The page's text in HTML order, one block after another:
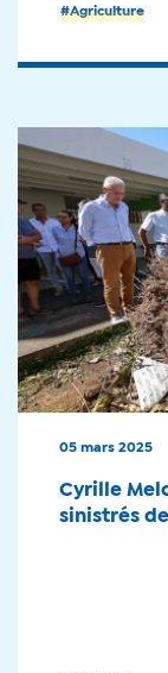
#Agriculture
05 mars 2025
Cyrille
sinistrés